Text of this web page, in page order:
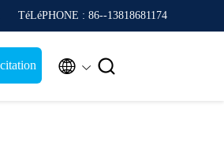
TéLéPHONE : 86--13818681174
 